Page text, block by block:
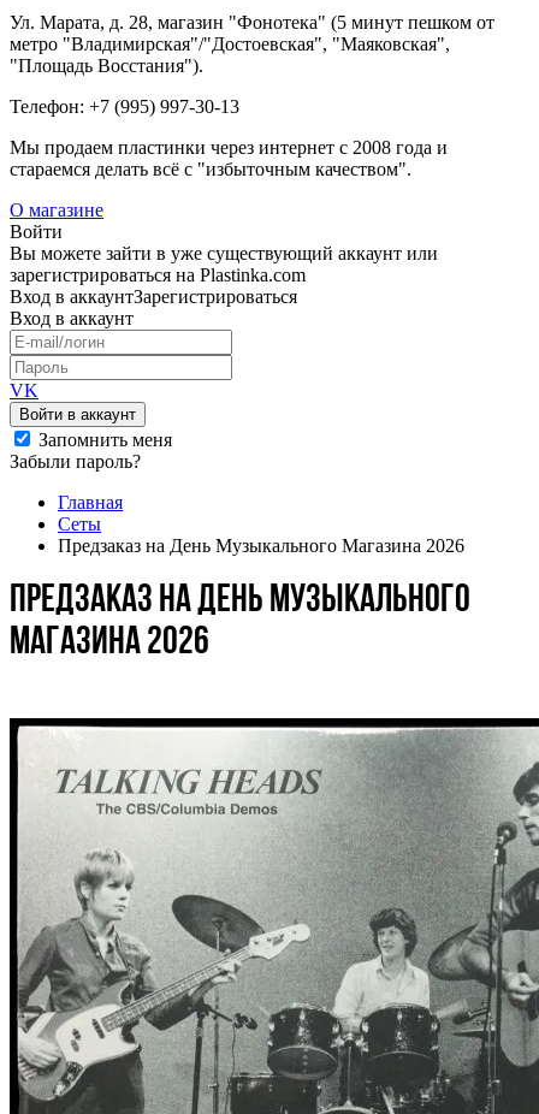
Ул. Марата, д. 28, магазин "Фонотека" (5 минут пешком от
метро "Владимирская"/"Достоевская", "Маяковская",
"Площадь Восстания").
Телефон: +7 (995) 997-30-13
Мы продаем пластинки через интернет c 2008 года и
стараемся делать всё с "избыточным качеством".
О магазине
Войти
Вы можете зайти в уже существующий аккаунт или
зарегистрироваться на Plastinka.com
Вход в аккаунтЗарегистрироваться
Вход в аккаунт
VK
Войти в аккаунт
Запомнить меня
Забыли пароль?
Главная
Сеты
Предзаказ на День Музыкального Магазина 2026
Предзаказ на День Музыкального
Магазина 2026